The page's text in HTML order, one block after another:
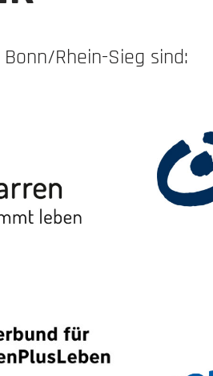
Rhein-Sieg sind: